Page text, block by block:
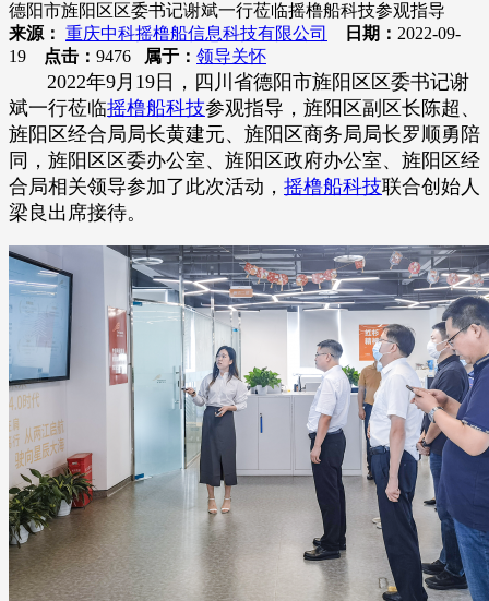
德阳市旌阳区区委书记谢斌一行莅临摇橹船科技参观指导
来源： 重庆中科摇橹船信息科技有限公司 日期： 2022-09-
19
点击： 9476 属于： 领导关怀
2022年9月19日，四川省德阳市旌阳区区委书记谢
斌一行莅临摇橹船科技参观指导，旌阳区副区长陈超、
旌阳区经合局局长黄建元、旌阳区商务局局长罗顺勇陪
同，旌阳区区委办公室、旌阳区政府办公室、旌阳区经
合局相关领导参加了此次活动， 摇橹船科技联合创始人
梁良出席接待。